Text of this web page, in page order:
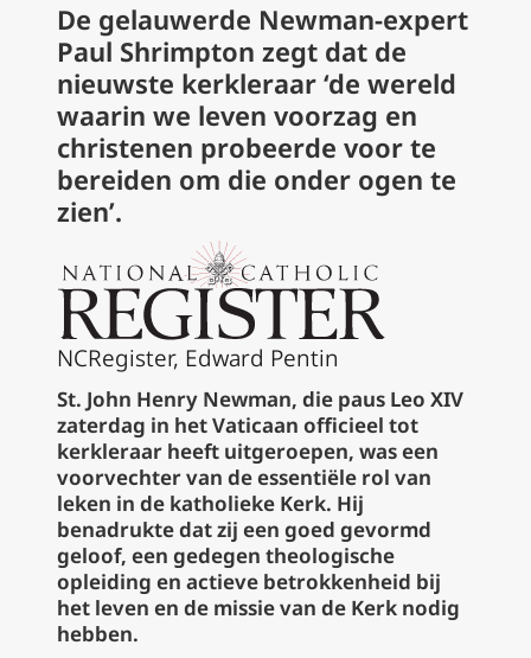
De gelauwerde Newman-expert
Paul Shrimpton zegt dat de
nieuwste kerkleraar ‘de wereld
waarin we leven voorzag en
christenen probeerde voor te
bereiden om die onder ogen te
zien’.
NCRegister, Edward Pentin
St. John Henry Newman, die paus Leo XIV
zaterdag in het Vaticaan officieel tot
kerkleraar heeft uitgeroepen, was een
voorvechter van de essentiële rol van
leken in de katholieke Kerk. Hij
benadrukte dat zij een goed gevormd
geloof, een gedegen theologische
opleiding en actieve betrokkenheid bij
het leven en de missie van de Kerk nodig
hebben.